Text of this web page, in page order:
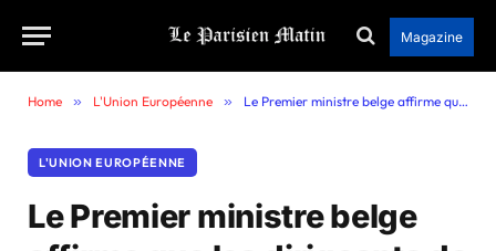
Magazine
Home » L'Union Européenne » Le Premier ministre belge affirme que les dirigeants de l’UE ont peur de la Chine
L'UNION EUROPÉENNE
Le Premier ministre belge